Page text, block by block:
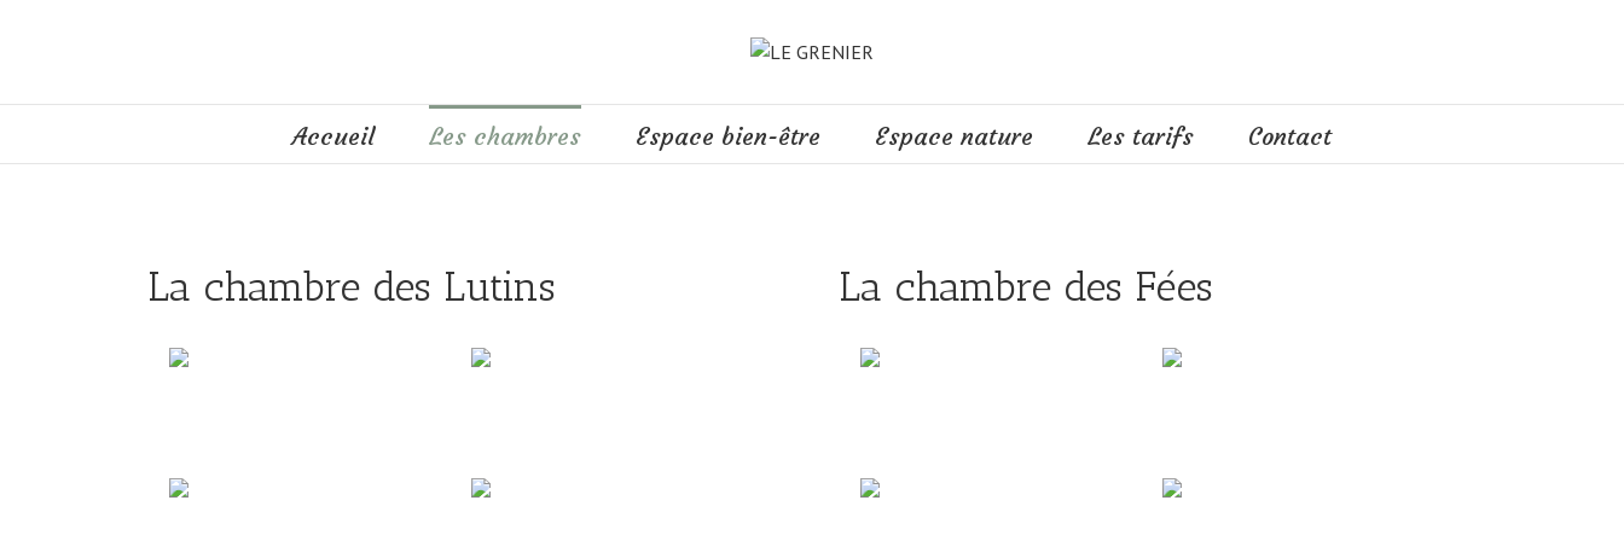
Accueil Les chambres Espace bien-être Espace nature Les tarifs Contact
La chambre des Lutins La chambre des Fées